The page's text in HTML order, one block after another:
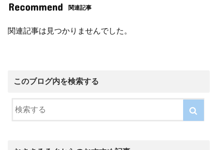
Recommend 関連記事
関連記事は見つかりませんでした。
このブログ内を検索する